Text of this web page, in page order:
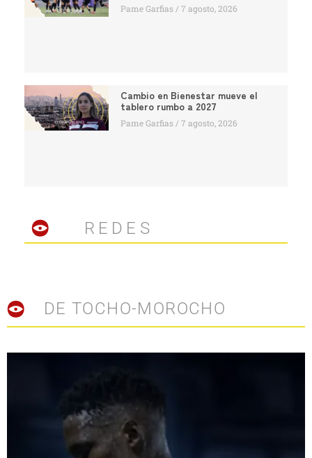
Pame Garfias 7 agosto, 2026
Cambio en Bienestar mueve el
tablero rumbo a 2027
Pame Garfias 7 agosto, 2026
REDES
DE TOCHO-MOROCHO